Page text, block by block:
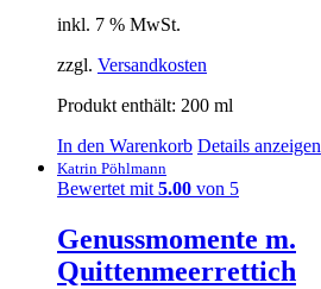
inkl. 7 % MwSt.
zzgl. Versandkosten
Produkt enthält: 200 ml
In den Warenkorb Details anzeigen
Katrin Pöhlmann
Bewertet mit 5.00 von 5
Genussmomente m.
Quittenmeerrettich